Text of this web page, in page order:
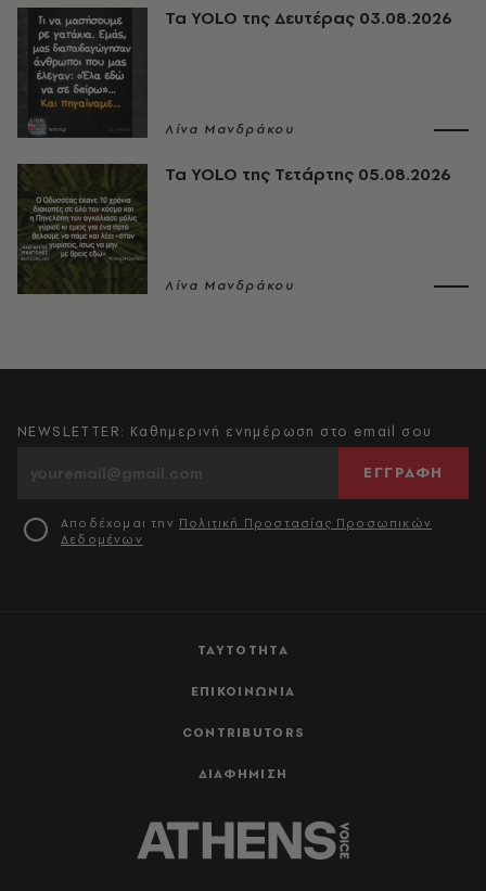
Τα YOLO της Δευτέρας 03.08.2026
Λίνα Μανδράκου
Τα YOLO της Τετάρτης 05.08.2026
Λίνα Μανδράκου
ΤΑΥΤΟΤΗΤΑ
ΕΠΙΚΟΙΝΩΝΙΑ
CONTRIBUTORS
ΔΙΑΦΗΜΙΣΗ
NEWSLETTER: Καθημερινή ενημέρωση στο email σου
ΕΓΓΡΑΦΗ
Αποδέχομαι την Πολιτική Προστασίας Προσωπικών
Δεδομένων